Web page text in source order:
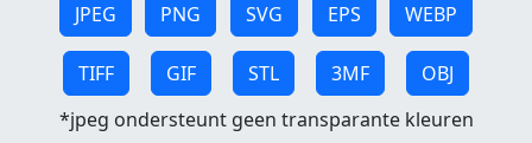
JPEG PNG SVG EPS WEBP
TIFF GIF STL 3MF
OBJ
*jpeg ondersteunt geen transparante kleuren